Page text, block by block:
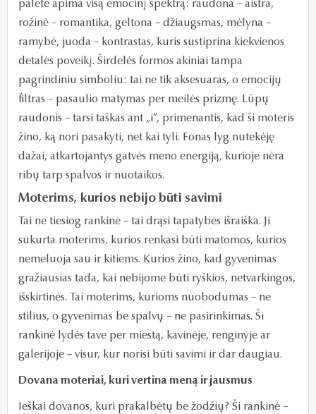
paletė apima visą emocinį spektrą: raudona – aistra,
rožinė – romantika, geltona – džiaugsmas, mėlyna –
ramybė, juoda – kontrastas, kuris sustiprina kiekvienos
detalės poveikį. Širdelės formos akiniai tampa
pagrindiniu simboliu: tai ne tik aksesuaras, o emocijų
filtras – pasaulio matymas per meilės prizmę. Lūpų
raudonis – tarsi taškas ant „i“, primenantis, kad ši moteris
žino, ką nori pasakyti, net kai tyli. Fonas lyg nutekėję
dažai, atkartojantys gatvės meno energiją, kurioje nėra
ribų tarp spalvos ir nuotaikos.
Moterims, kurios nebijo būti savimi
Tai ne tiesiog rankinė – tai drąsi tapatybės išraiška. Ji
sukurta moterims, kurios renkasi būti matomos, kurios
nemeluoja sau ir kitiems. Kurios žino, kad gyvenimas
gražiausias tada, kai nebijome būti ryškios, netvarkingos,
išskirtinės. Tai moterims, kurioms nuobodumas – ne
stilius, o gyvenimas be spalvų – ne pasirinkimas. Ši
rankinė lydės tave per miestą, kavinėje, renginyje ar
galerijoje – visur, kur norisi būti savimi ir dar daugiau.
Dovana moteriai, kuri vertina meną ir jausmus
Ieškai dovanos, kuri prakalbėtų be žodžių? Ši rankinė –